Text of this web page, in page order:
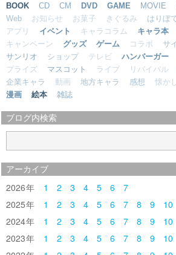
BOOK CD CM DVD GAME MOVIE
Web
お知らせ お菓子 きぐるみ はりぼ
アプリ
イベント キャラコラム キャラ本
キャンペーン
グッズ ゲーム コラボ サ
サンリオ
ショップ テレビ ハンバーガー
プライズ
マスコット ライブ リバイバル
企業キャラ
動画 地方キャラ 感想 懐か
漫画
絵本 雑誌
ブログ内検索
アーカイブ
2026 1 2 3 4 5 6
7
2025
1 2 3 4 5 6 7 8 9 10
2024
1 2 3 4 5 6 7 8 9 10
2023
1 2 3 4 5 6 7 8 9 10